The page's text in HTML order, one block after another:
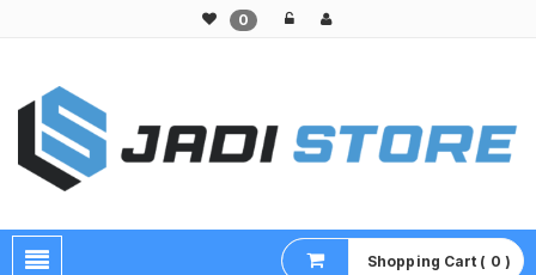
0
Shopping Cart ( 0 )